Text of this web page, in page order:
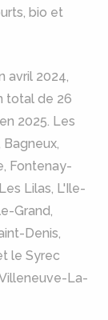
bio et
avril 2024,
total de 26
2025. Les
Fontenay-
Lilas, L'Ile-
Grand,
Denis,
le Syrec
La-